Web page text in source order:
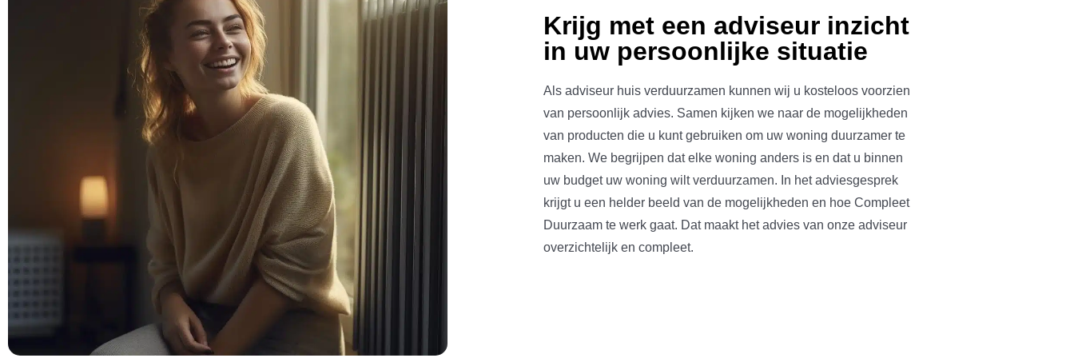
Krijg met een adviseur inzicht
in uw persoonlijke situatie
Als adviseur huis verduurzamen kunnen wij u kosteloos voorzien
van persoonlijk advies. Samen kijken we naar de mogelijkheden
van producten die u kunt gebruiken om uw woning duurzamer te
maken. We begrijpen dat elke woning anders is en dat u binnen
uw budget uw woning wilt verduurzamen. In het adviesgesprek
krijgt u een helder beeld van de mogelijkheden en hoe Compleet
Duurzaam te werk gaat. Dat maakt het advies van onze adviseur
overzichtelijk en compleet.